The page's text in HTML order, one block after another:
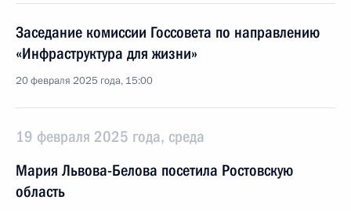
Заседание комиссии Госсовета по направлению
«Инфраструктура для жизни»
20 февраля 2025 года, 15:00
19 февраля 2025 года, среда
Мария Львова-Белова посетила Ростовскую
область